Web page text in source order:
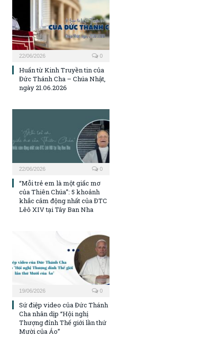
22/06/2026 0
Huấn từ Kinh Truyền tin của
Đức Thánh Cha – Chúa Nhật,
ngày 21.06.2026
22/06/2026 0
“Mỗi trẻ em là một giấc mơ
của Thiên Chúa”: 5 khoảnh
khắc cảm động nhất của ĐTC
Lêô XIV tại Tây Ban Nha
19/06/2026 0
Sứ điệp video của Đức Thánh
Cha nhân dịp “Hội nghị
Thượng đỉnh Thế giới lần thứ
Mười của Áo”